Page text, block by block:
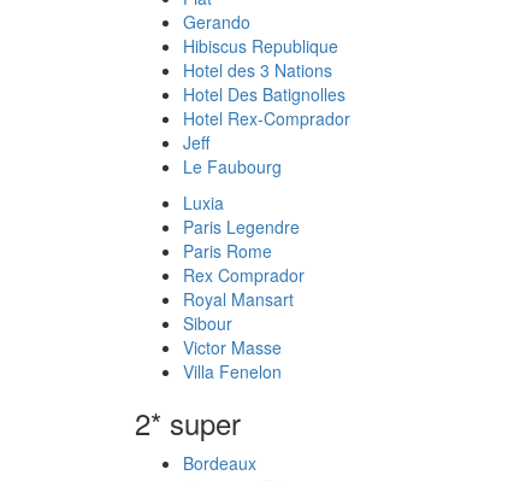
Gerando
Hibiscus Republique
Hotel des 3 Nations
Hotel Des Batignolles
Hotel Rex-Comprador
Jeff
Le Faubourg
Luxia
Paris Legendre
Paris Rome
Rex Comprador
Royal Mansart
Sibour
Victor Masse
Villa Fenelon
2* super
Bordeaux